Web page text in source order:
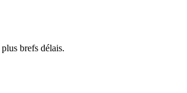
brefs délais.